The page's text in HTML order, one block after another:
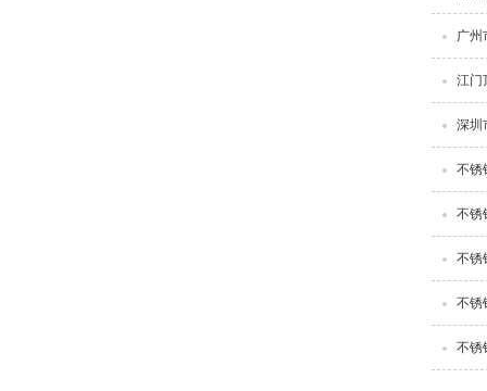
广州
江门
深圳
不锈
不锈
不锈
不锈
不锈